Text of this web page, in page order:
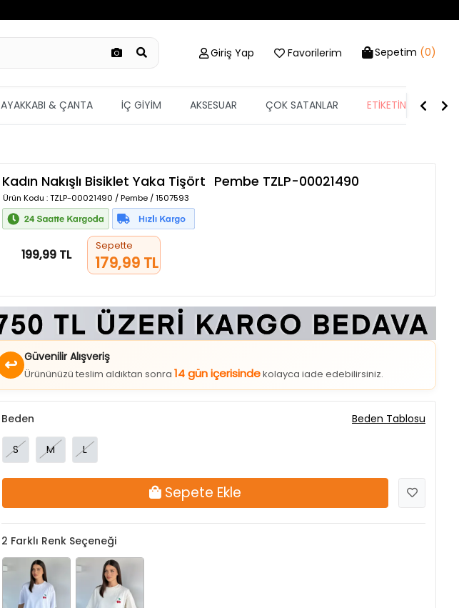
Giriş Yap Favorilerim Sepetim (0)
AYAKKABI & ÇANTA İÇ GİYİM AKSESUAR ÇOK SATANLAR ETİKETİN YARISI
Kadın Nakışlı Bisiklet Yaka Tişört Pembe TZLP-00021490
Ürün Kodu : TZLP-00021490 / Pembe / 1507593
199,99 TL
Sepette
179,99 TL
↩ Güvenilir Alışveriş
Ürününüzü teslim aldıktan sonra 14 gün içerisindekolayca iade edebilirsiniz.
Beden
S M L
Beden Tablosu
Sepete Ekle
2 Farklı Renk Seçeneği